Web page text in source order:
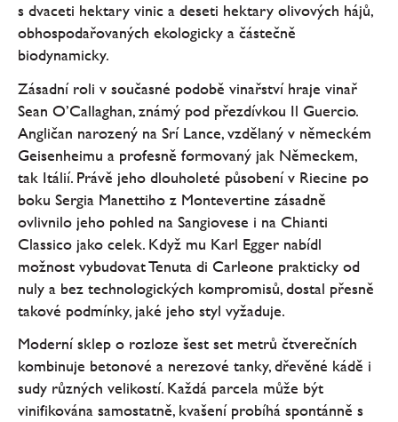
s dvaceti hektary vinic a deseti hektary olivových hájů,
obhospodařovaných ekologicky a částečně
biodynamicky.
Zásadní roli v současné podobě vinařství hraje vinař
Sean O’Callaghan, známý pod přezdívkou Il Guercio.
Angličan narozený na Srí Lance, vzdělaný v německém
Geisenheimu a profesně formovaný jak Německem,
tak Itálií. Právě jeho dlouholeté působení v Riecine po
boku Sergia Manettiho z Montevertine zásadně
ovlivnilo jeho pohled na Sangiovese i na Chianti
Classico jako celek. Když mu Karl Egger nabídl
možnost vybudovat Tenuta di Carleone prakticky od
nuly a bez technologických kompromisů, dostal přesně
takové podmínky, jaké jeho styl vyžaduje.
Moderní sklep o rozloze šest set metrů čtverečních
kombinuje betonové a nerezové tanky, dřevěné kádě i
sudy různých velikostí. Každá parcela může být
vinifikována samostatně, kvašení probíhá spontánně s